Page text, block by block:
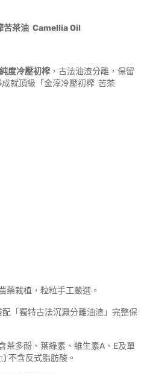
苦茶油 Camellia Oil
度冷壓初榨 ，古法油渣分離，保留
就頂級「金淳冷壓初榨 苦茶
藥栽植，粒粒手工嚴選。
「獨特古法沉澱分離油渣」完整保
茶多酚、葉綠素、維生素A、E及單
不含反式脂肪酸。